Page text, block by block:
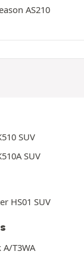
AS210
SUV
SUV
HS01 SUV
T3WA